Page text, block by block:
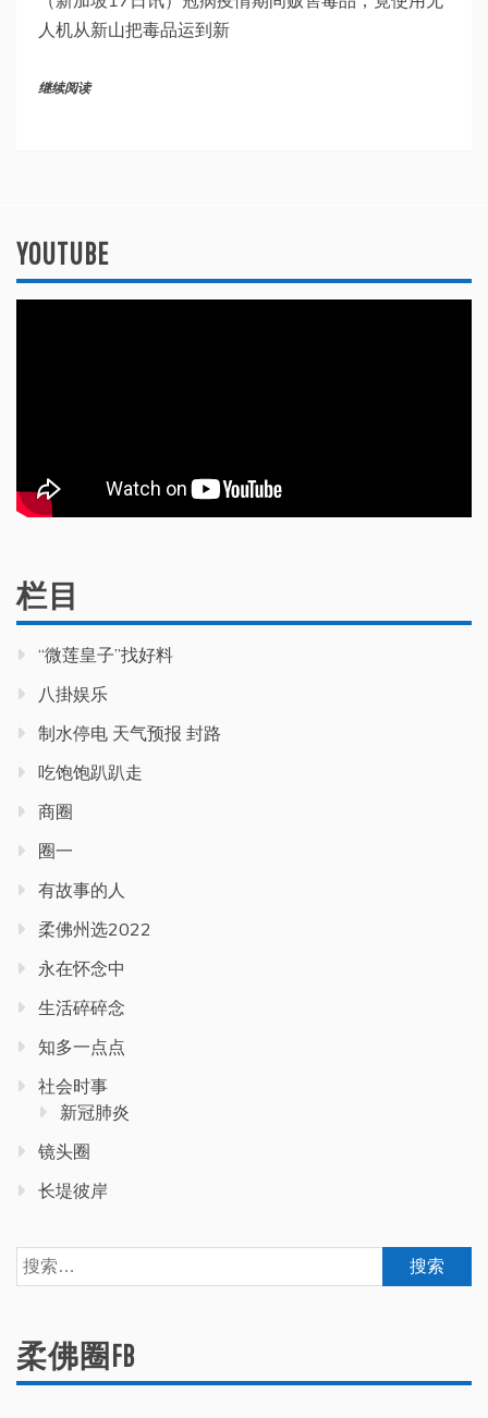
人机从新山把毒品运到新
继续阅读
YOUTUBE
栏目
“微莲皇子”找好料
八掛娱乐
制水停电 天气预报 封路
吃饱饱趴趴走
商圈
圈一
有故事的人
柔佛州选2022
永在怀念中
生活碎碎念
知多一点点
社会时事
新冠肺炎
镜头圈
长堤彼岸
搜
索：
柔佛圈FB